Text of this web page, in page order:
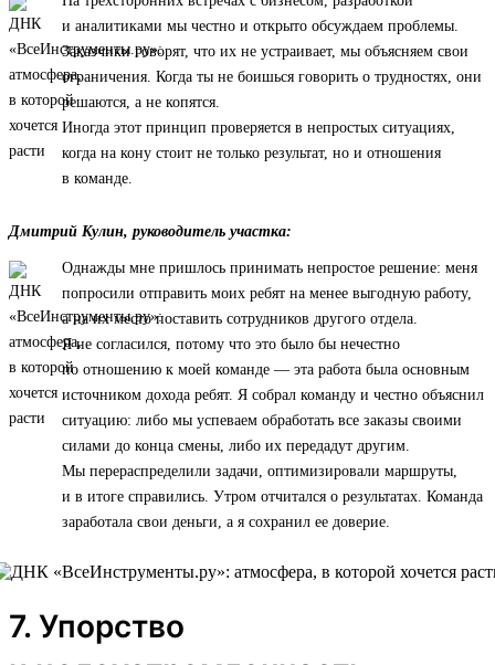
и аналитиками мы честно и открыто обсуждаем проблемы.
Заказчики говорят, что их не устраивает, мы объясняем свои
ограничения. Когда ты не боишься говорить о трудностях, они
решаются, а не копятся.
Иногда этот принцип проверяется в непростых ситуациях,
когда на кону стоит не только результат, но и отношения
в команде.
Дмитрий Кулин, руководитель участка:
Однажды мне пришлось принимать непростое решение: меня
попросили отправить моих ребят на менее выгодную работу,
а на их место поставить сотрудников другого отдела.
Я не согласился, потому что это было бы нечестно
по отношению к моей команде — эта работа была основным
источником дохода ребят. Я собрал команду и честно объяснил
ситуацию: либо мы успеваем обработать все заказы своими
силами до конца смены, либо их передадут другим.
Мы перераспределили задачи, оптимизировали маршруты,
и в итоге справились. Утром отчитался о результатах. Команда
заработала свои деньги, а я сохранил ее доверие.
7. Упорство